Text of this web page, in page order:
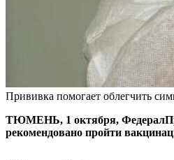
Прививка помогает облегчить
ТЮМЕНЬ, 1 октября,
рекомендовано пройти